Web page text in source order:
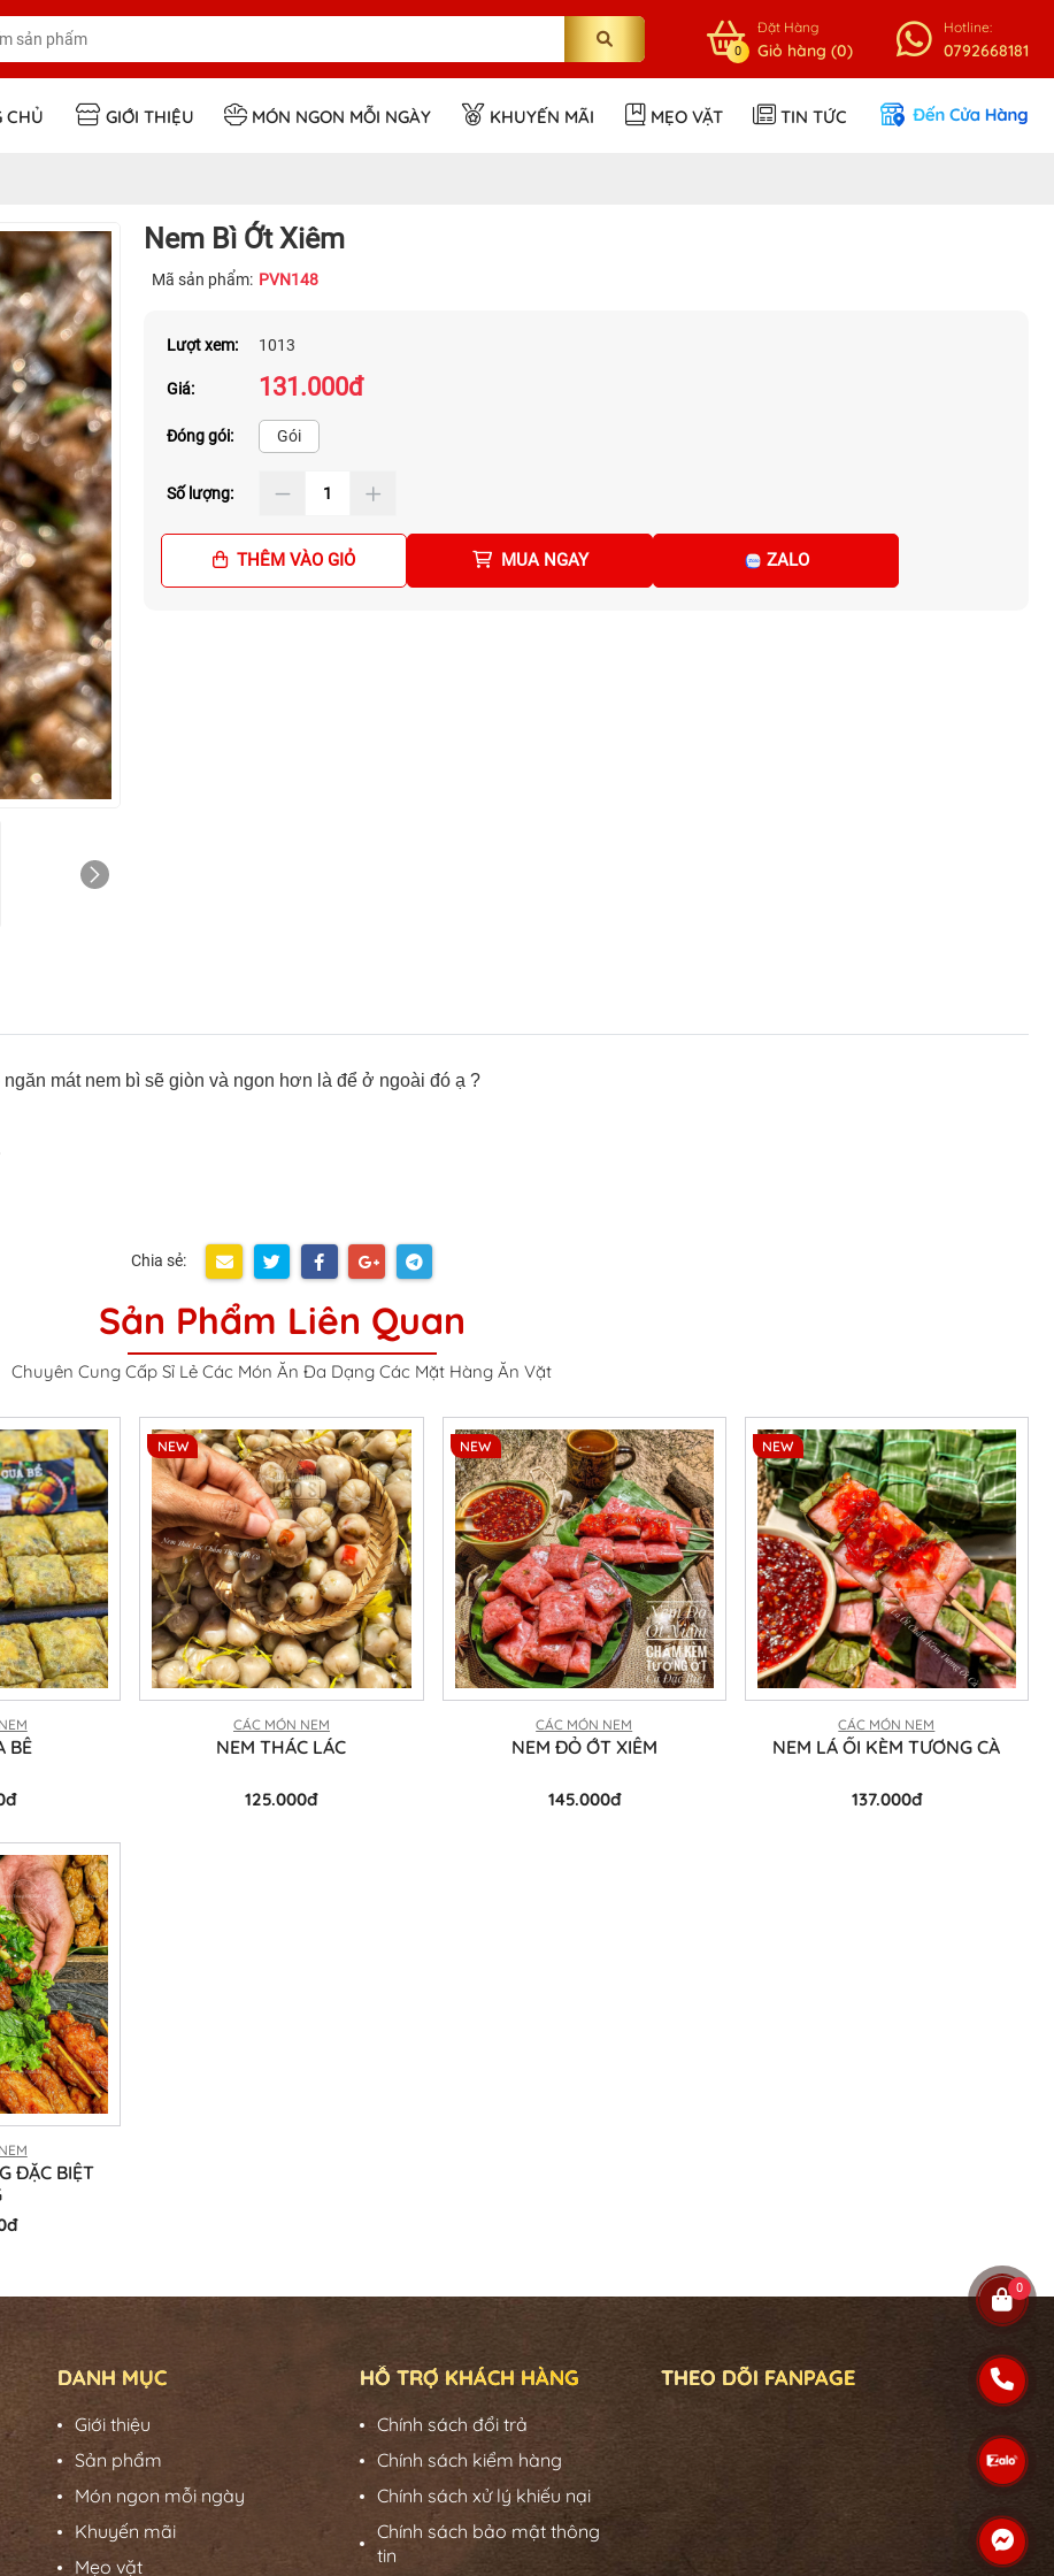
0
Đặt Hàng
Giỏ hàng (0)
Hotline:
0792668181
CHỦ GIỚI THIỆU MÓN NGON MỖI NGÀY KHUYẾN MÃI MẸO VẶT TIN TỨC
Nem Bì Ớt Xiêm
Mã sản phẩm: PVN148
Lượt xem: 1013
Giá: 131.000đ
Đóng gói: Gói
Số lượng:
THÊM VÀO GIỎ MUA NGAY ZALO
mát nem bì sẽ giòn và ngon hơn là để ở ngoài đó ạ ?
Chia sẻ:
Sản Phẩm Liên Quan
Chuyên Cung Cấp Sỉ Lẻ Các Món Ăn Đa Dạng Các Mặt Hàng Ăn Vặt
BỂ
CÁC MÓN NEM
NEM THÁC LÁC
125.000đ
NEW
CÁC MÓN NEM
NEM ĐỎ ỚT XIÊM
145.000đ
NEW
CÁC MÓN NEM
NEM LÁ ỔI KÈM TƯƠNG CÀ
137.000đ
NEW
ĐẶC BIỆT
DANH MỤC
Giới thiệu
Sản phẩm
Món ngon mỗi ngày
Khuyến mãi
Mẹo vặt
HỖ TRỢ KHÁCH HÀNG
Chính sách đổi trả
Chính sách kiểm hàng
Chính sách xử lý khiếu nại
Chính sách bảo mật thông
tin
THEO DÕI FANPAGE
0